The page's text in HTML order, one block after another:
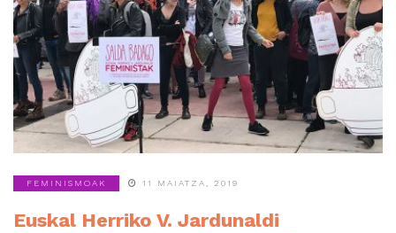
FEMINISMOAK 11 MAIATZA, 2019
Euskal Herriko V. Jardunaldi